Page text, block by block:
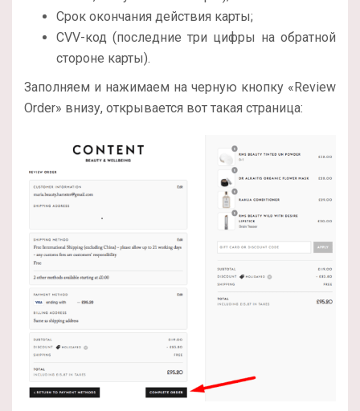
Срок окончания действия карты;
CVV-код (последние три цифры на обратной
стороне карты).
Заполняем и нажимаем на черную кнопку «Review
Order» внизу, открывается вот такая страница: